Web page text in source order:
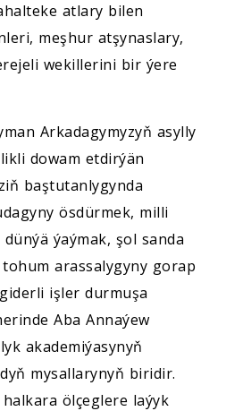
atlary bilen
meşhur atşynaslary,
wekillerini bir ýere
Arkadagymyzyň asylly
dowam etdirýän
baştutanlygynda
ösdürmek, milli
ýaýmak, şol sanda
arassalygyny gorap
işler durmuşa
Aba Annaýew
akademiýasynyň
mysallarynyň biridir.
ölçeglere laýyk